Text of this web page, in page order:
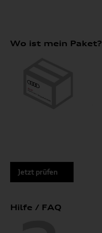
Wo ist mein Paket?
Jetzt prüfen
Hilfe / FAQ